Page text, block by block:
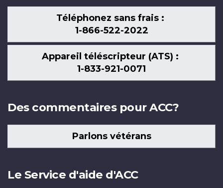
Téléphonez sans frais :
1-866-522-2022
Appareil téléscripteur (ATS) :
1-833-921-0071
Des commentaires pour ACC?
Parlons vétérans
Le Service d'aide d'ACC